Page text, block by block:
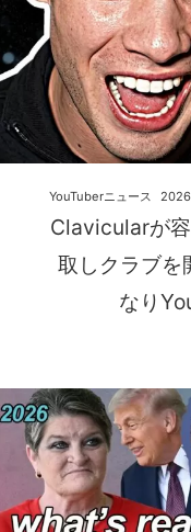
Clavicularが
取しクラブを
なり
YouTuberニュース